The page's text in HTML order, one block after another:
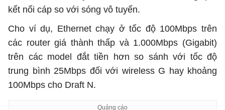
kết nối cáp so với sóng vô tuyến.
Cho ví dụ, Ethernet chạy ở tốc độ 100Mbps trên
các router giá thành thấp và 1.000Mbps (Gigabit)
trên các model đắt tiền hơn so sánh với tốc độ
trung bình 25Mbps đối với wireless G hay khoảng
100Mbps cho Draft N.